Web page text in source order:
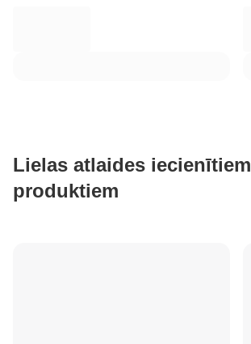
Lielas atlaides iecienītiem
produktiem